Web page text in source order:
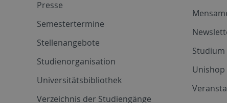
Presse
Semestertermine
Stellenangebote
Studienorganisation
Universitätsbibliothek
Verzeichnis der Studiengänge
Studium
Unishop